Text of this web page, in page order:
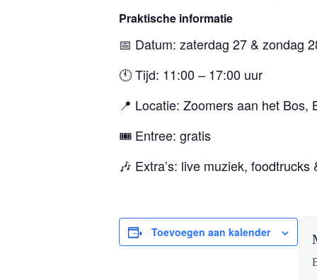
Praktische informatie
📅 Datum: zaterdag 27 & zondag
🕚 Tijd: 11:00 – 17:00 uur
📍 Locatie: Zoomers aan het Bos,
🎟️ Entree: gratis
🎶 Extra’s: live muziek,
Toevoegen aan kalender